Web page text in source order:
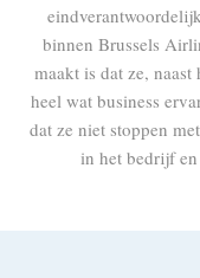
binnen Brussels
maakt is dat ze,
heel wat business
dat ze niet stoppen
in het bedrijf en